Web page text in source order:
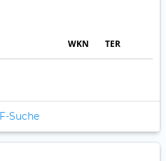
WKN TER
Suche